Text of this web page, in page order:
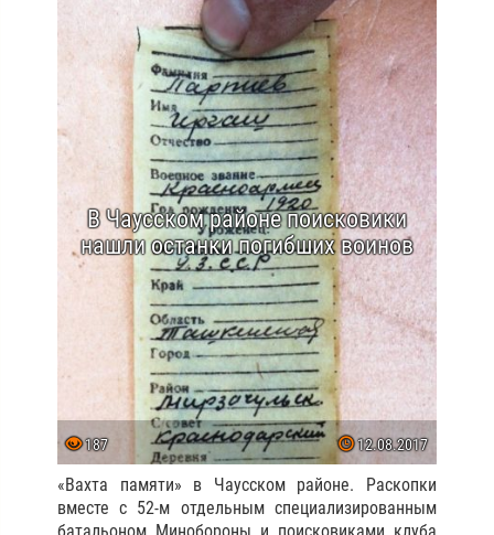
В Чаусском районе поисковики
нашли останки погибших воинов
187 12.08.2017
«Вахта памяти» в Чаусском районе. Раскопки
вместе с 52-м отдельным специализированным